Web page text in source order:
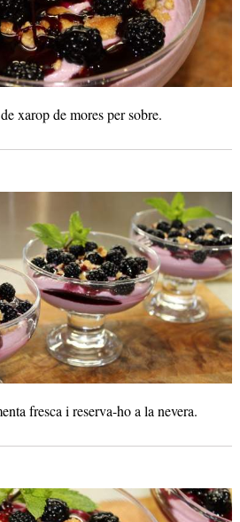
xarop de mores per sobre.
fresca i reserva-ho a la nevera.